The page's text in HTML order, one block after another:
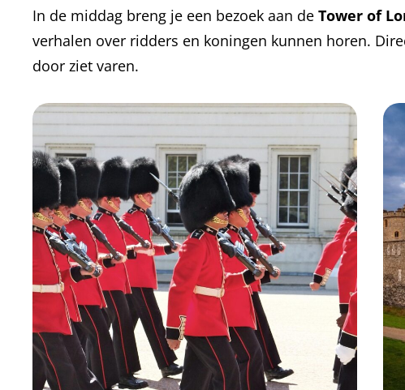
In de middag breng je een bezoek aan de Tower of
verhalen over ridders en koningen kunnen horen.
door ziet varen.